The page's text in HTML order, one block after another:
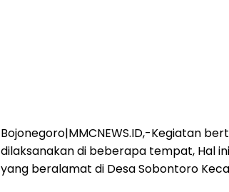
Bojonegoro|MMCNEWS.ID,-Kegiatan
dilaksanakan di beberapa tempat, Hal
yang beralamat di Desa Sobontoro